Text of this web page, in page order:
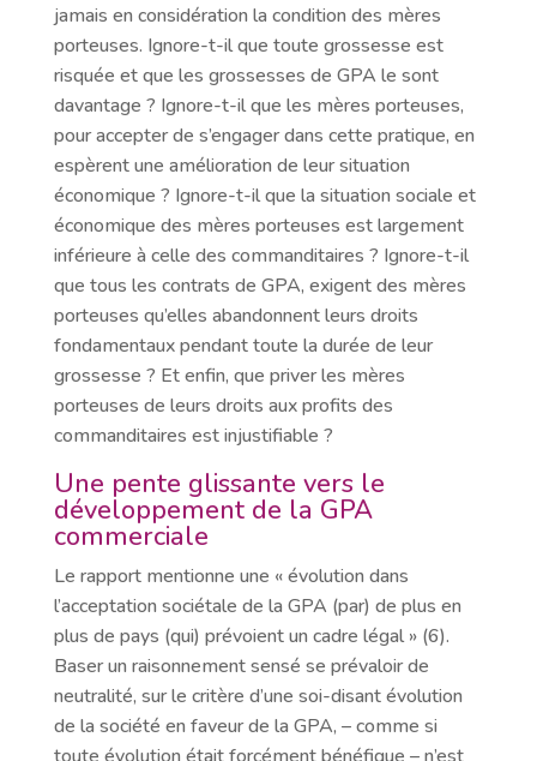
jamais en considération la condition des mères
porteuses. Ignore-t-il que toute grossesse est
risquée et que les grossesses de GPA le sont
davantage ? Ignore-t-il que les mères porteuses,
pour accepter de s’engager dans cette pratique, en
espèrent une amélioration de leur situation
économique ? Ignore-t-il que la situation sociale et
économique des mères porteuses est largement
inférieure à celle des commanditaires ? Ignore-t-il
que tous les contrats de GPA, exigent des mères
porteuses qu’elles abandonnent leurs droits
fondamentaux pendant toute la durée de leur
grossesse ? Et enfin, que priver les mères
porteuses de leurs droits aux profits des
commanditaires est injustifiable ?
Une pente glissante vers le
développement de la GPA
commerciale
Le rapport mentionne une « évolution dans
l’acceptation sociétale de la GPA (par) de plus en
plus de pays (qui) prévoient un cadre légal » (6).
Baser un raisonnement sensé se prévaloir de
neutralité, sur le critère d’une soi-disant évolution
de la société en faveur de la GPA, – comme si
toute évolution était forcément bénéfique – n’est